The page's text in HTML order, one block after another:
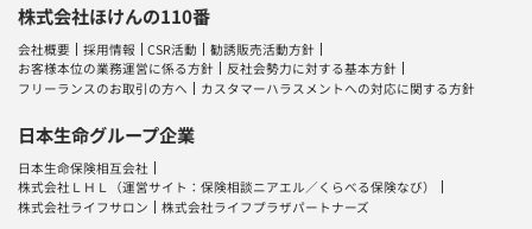
株式会社ほけんの110番
会社概要 採用情報 CSR活動
勧誘販売活動方針
お客様本位の業務運営に係る方針
反社会勢力に対する基本方針
フリーランスのお取引の方へ
カスタマーハラスメントへの対応に関する方針
日本生命グループ企業
日本生命保険相互会社
株式会社ＬＨＬ （運営サイト：保険相談ニアエル／ くらべる保険なび）
株式会社ライフサロン
株式会社ライフプラザパートナーズ